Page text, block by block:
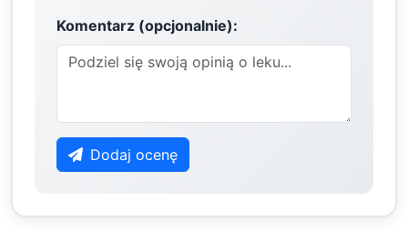
Komentarz (opcjonalnie):
Dodaj ocenę